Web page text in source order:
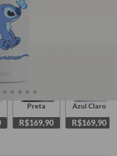
Preta
R$169,90
Azul Claro
R$169,90